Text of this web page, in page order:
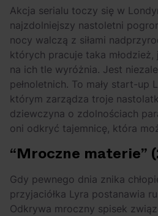
Akcja serialu toczy się w
najzdolniejszy nastoletni
nocy walczą z siłami
których pracuje taka młodzież,
na ich tle wyróżnia. Jest
pełnoletnich. To mały start-up
którym zarządza troje
dziewczyna o zdolnościach
oni odkryć tajemnicę, która
“Mroczne materie”
Gdy pewnego dnia znika
przyjaciółka Lyra postanawia
Odkrywa mroczny spisek